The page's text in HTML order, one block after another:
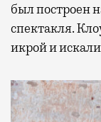
был построен
спектакля.
икрой и